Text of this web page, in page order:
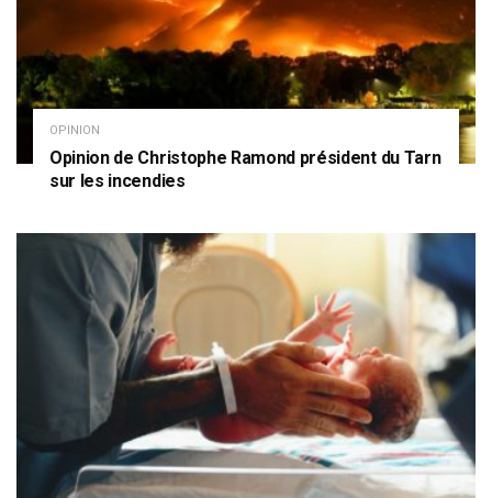
OPINION
Opinion de Christophe Ramond président du Tarn
sur les incendies